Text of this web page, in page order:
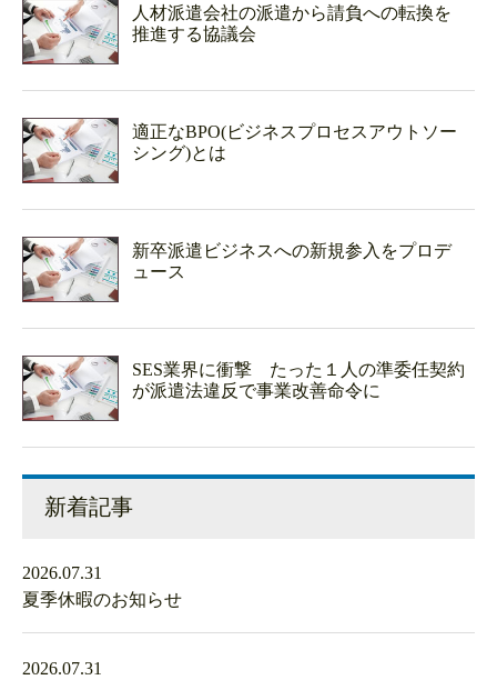
人材派遣会社の派遣から請負への転換を
推進する協議会
適正なBPO(ビジネスプロセスアウトソー
シング)とは
新卒派遣ビジネスへの新規参入をプロデ
ュース
SES業界に衝撃 たった１人の準委任契約
が派遣法違反で事業改善命令に
新着記事
2026.07.31
夏季休暇のお知らせ
2026.07.31